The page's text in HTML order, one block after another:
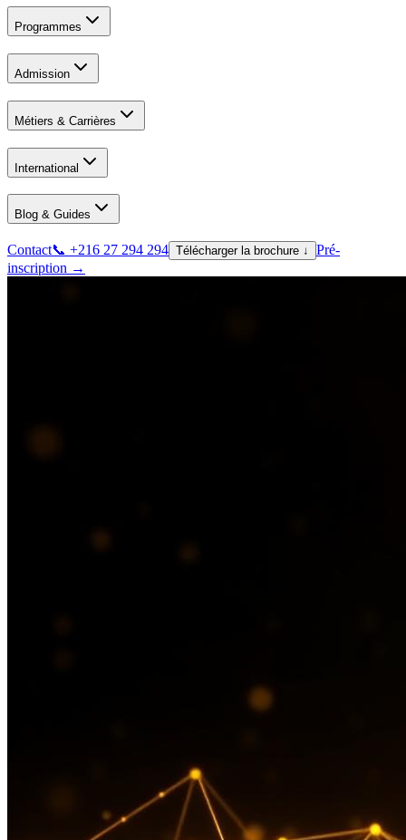
Programmes
Admission
Métiers & Carrières
International
Blog & Guides
Contact📞 +216 27 294 294 Télécharger la brochure ↓
Pré-
inscription →